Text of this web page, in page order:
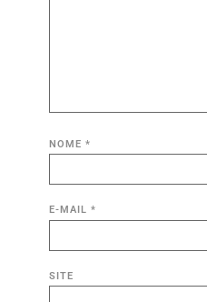
NOME *
E-MAIL *
SITE